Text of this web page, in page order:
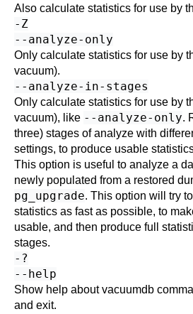
Also calculate statistics for use by
-Z
--analyze-only
Only calculate statistics for use by
vacuum).
--analyze-in-stages
Only calculate statistics for use by
vacuum), like --analyze-only.
three) stages of analyze with
settings, to produce usable
This option is useful to analyze a
newly populated from a restored
pg_upgrade. This option will try
statistics as fast as possible, to
usable, and then produce full
stages.
-?
--help
Show help aboutvacuumdb
and exit.